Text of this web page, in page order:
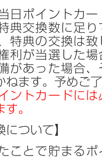
日ポイントカー
典交換数に足
特典の交換は
利が当選した
があった場合
ねます。予めご
ントカードには
。
について】
ことで貯まる